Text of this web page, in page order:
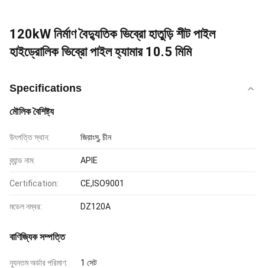
120kW নির্মাণ বৈদ্যুতিক ভিব্রো হাতুড়ি শীট পাইল
হাইড্রোলিক ভিব্রো পাইল হ্যামার 10.5 মিমি
Specifications
মৌলিক বৈশিষ্ট্য
উৎপত্তি স্থান: জিয়াংসু, চীন
ব্র্যান্ড নাম: APIE
Certification: CE,ISO9001
মডেল নম্বর: DZ120A
বাণিজ্যিক সম্পত্তি
ন্যূনতম অর্ডার পরিমাণ: 1 সেট